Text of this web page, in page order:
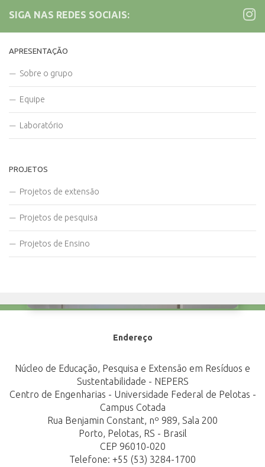
SIGA NAS REDES SOCIAIS:
APRESENTAÇÃO
Sobre o grupo
Equipe
Laboratório
PROJETOS
Projetos de extensão
Projetos de pesquisa
Projetos de Ensino
Endereço
Núcleo de Educação, Pesquisa e Extensão em Resíduos e
Sustentabilidade - NEPERS
Centro de Engenharias - Universidade Federal de Pelotas -
Campus Cotada
Rua Benjamin Constant, nº 989, Sala 200
Porto, Pelotas, RS - Brasil
CEP 96010-020
Telefone: +55 (53) 3284-1700